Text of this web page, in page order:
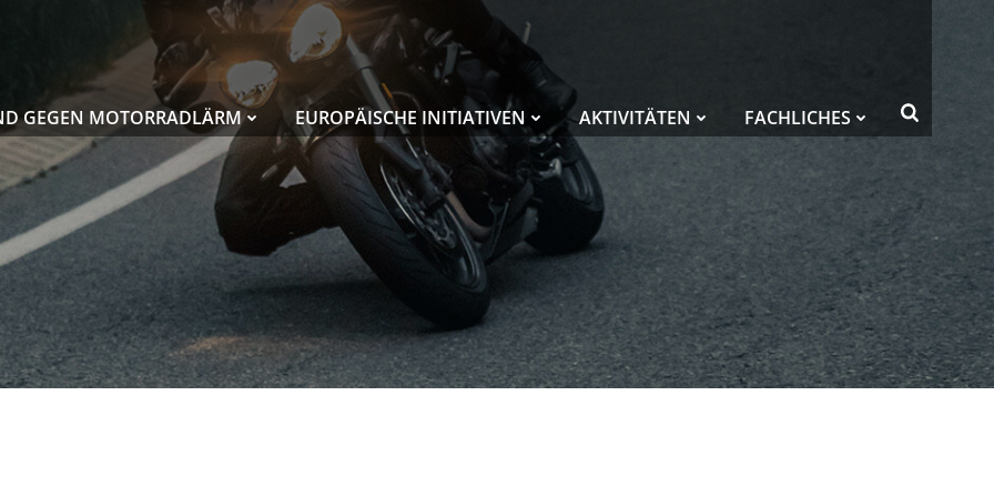
GEGEN MOTORRADLÄRM EUROPÄISCHE INITIATIVEN AKTIVITÄTEN FACHLICHES